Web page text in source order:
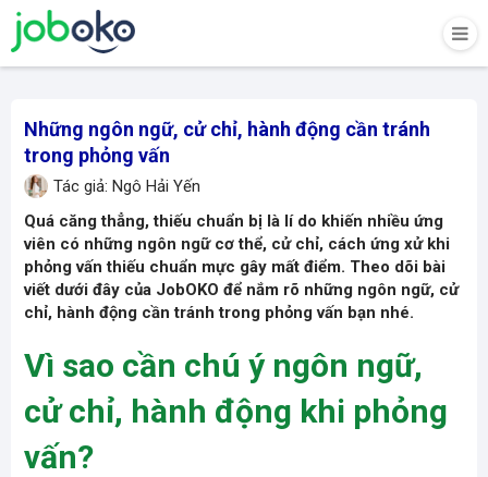
Những ngôn ngữ, cử chỉ, hành động cần tránh
trong phỏng vấn
Tác giả: Ngô Hải Yến
Quá căng thẳng, thiếu chuẩn bị là lí do khiến nhiều ứng
viên có những ngôn ngữ cơ thể, cử chỉ, cách ứng xử khi
phỏng vấn thiếu chuẩn mực gây mất điểm. Theo dõi bài
viết dưới đây của JobOKO để nắm rõ những ngôn ngữ, cử
chỉ, hành động cần tránh trong phỏng vấn bạn nhé.
Vì sao cần chú ý ngôn ngữ,
cử chỉ, hành động khi phỏng
vấn?